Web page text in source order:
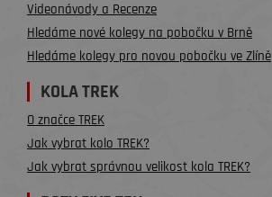
Videonávody a Recenze
Hledáme nové kolegy na pobočku v Brně
Hledáme kolegy pro novou pobočku ve Zlíně
KOLA TREK
O značce TREK
Jak vybrat kolo TREK?
Jak vybrat správnou velikost kola TREK?